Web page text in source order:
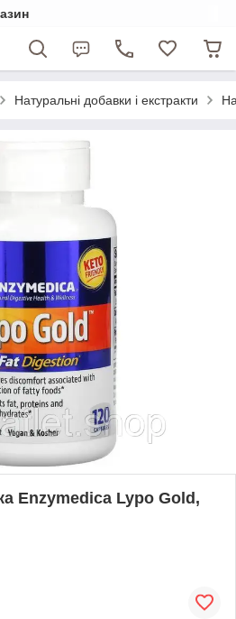
Натуральні добавки і екстракти
Enzymedica Lypo Gold,